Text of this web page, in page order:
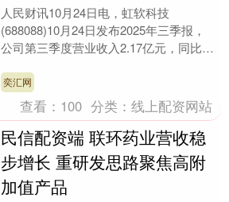
人民财讯10月24日电，虹软科技
(688088)10月24日发布2025年三季报，
公司第三季度营业收入2.17亿元，同比增
奕汇网
查看： 100 分类：线上配资网站
民信配资端 联环药业营收稳
步增长 重研发思路聚焦高附
加值产品